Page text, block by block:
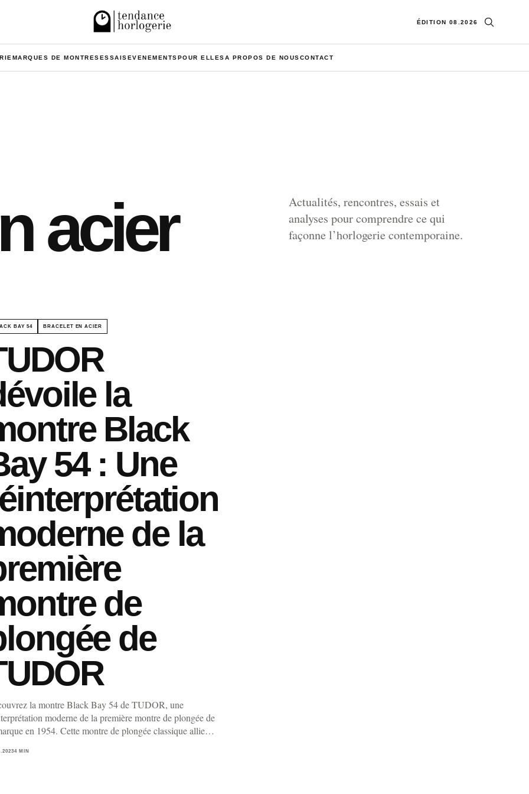
ÉDITION 08.2026 Ouvrir la
MARQUES DE MONTRESESSAISEVENEMENTSPOUR ELLESA PROPOS DE NOUSCONTACT
acier
Actualités, rencontres, essais et
analyses pour comprendre ce qui
façonne l’horlogerie contemporaine.
BAY 54 BRACELET EN ACIER
la
Black
54 : Une
de la
de
de
la montre Black Bay 54 de TUDOR, une
moderne de la première montre de plongée de
en 1954. Cette montre de plongée classique allie…
4 MIN